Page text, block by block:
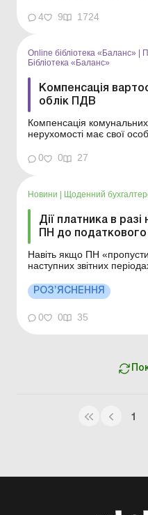
26.07.2026 та очікування
Податок з прибутку –
4 9 1724
Online бібліотека «Баланс»
Бібліотека «Баланс»
Компенсація
облік ПДВ
Компенсація
нерухомості має свої
як оподатковується така
податкові зобов’язання
0 0 27
Новини | Щоденний
Дії платника в
ПН до
Навіть якщо ПН
наступних звітних
право на податковий
втрачається. Тому варто
власного обліку, щоб не
РОЗ’ЯСНЕННЯ
0 0 35
1